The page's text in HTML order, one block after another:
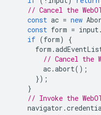
// Cancel the
const ac = new
const form = input.
if (form)
{
form .
// Cancel the
ac.abort();
});
}
// Invoke the
navigator .